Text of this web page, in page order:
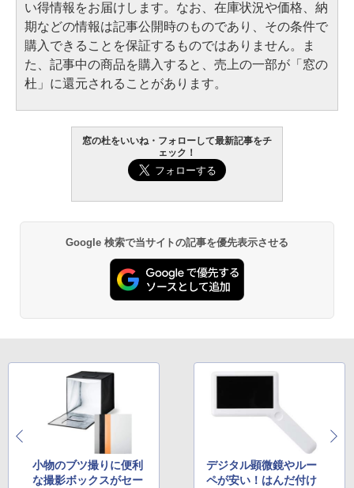
い得情報をお届けします。なお、在庫状況や価格、納
期などの情報は記事公開時のものであり、その条件で
購入できることを保証するものではありません。ま
た、記事中の商品を購入すると、売上の一部が「窓の
杜」に還元されることがあります。
窓の杜をいいね・フォローして最新記事をチ
ェック！
Google 検索で当サイトの記事を優先表示させる
小物のブツ撮りに便利
な撮影ボックスがセー
デジタル顕微鏡やルー
ペが安い！はんだ付け